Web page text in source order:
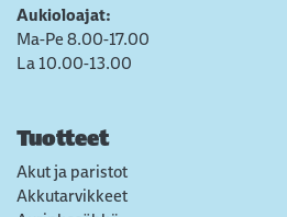
Aukioloajat:
Ma-Pe 8.00-17.00
La 10.00-13.00
Tuotteet
Akut ja paristot
Akkutarvikkeet